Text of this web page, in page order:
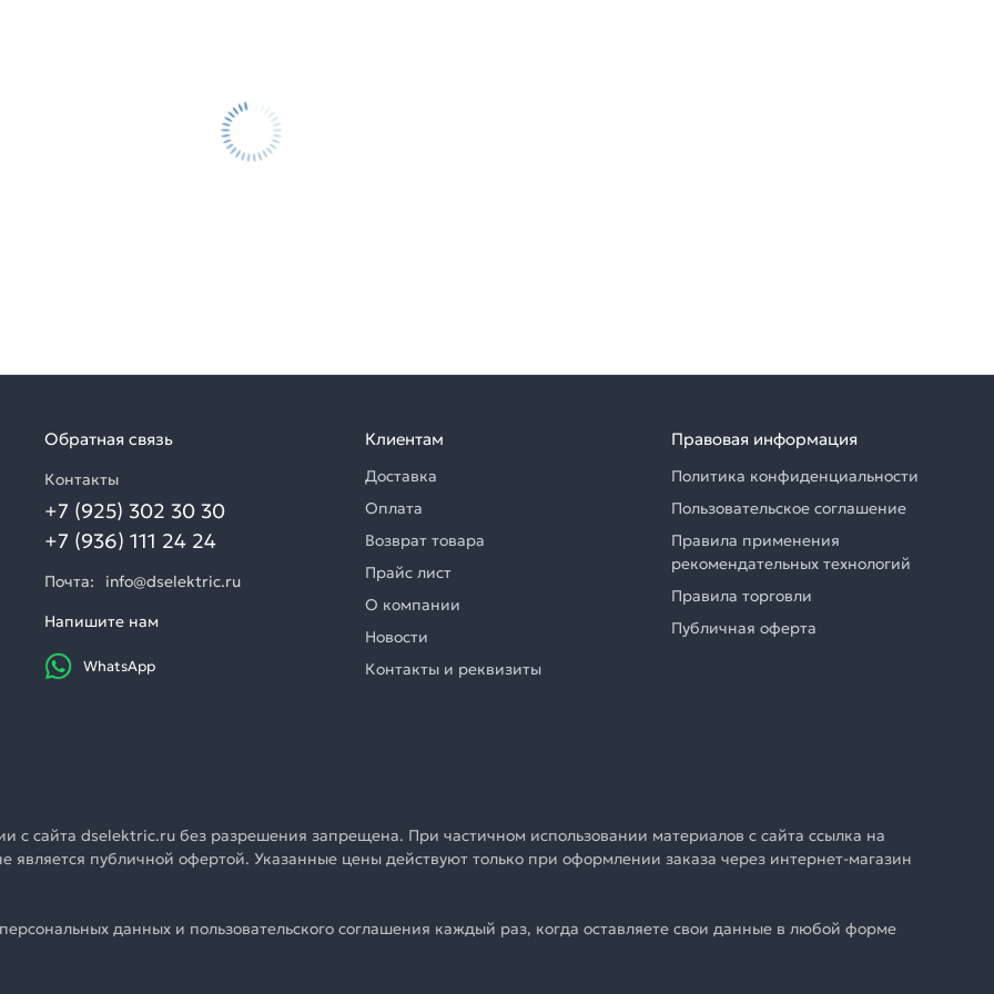
Обратная связь
Контакты
+7 (925) 302 30 30
+7 (936) 111 24 24
Почта:
info@dselektric.ru
Напишите нам
WhatsApp
Клиентам
Доставка
Оплата
Возврат товара
Прайс лист
О компании
Новости
Контакты и реквизиты
Правовая информация
Политика конфиденциальности
Пользовательское соглашение
Правила применения
рекомендательных технологий
Правила торговли
Публичная оферта
сайта dselektric.ru без разрешения запрещена. При частичном использовании материалов с сайта ссылка на
публичной офертой. Указанные цены действуют только при оформлении заказа через интернет-магазин
данных и пользовательского соглашения каждый раз, когда оставляете свои данные в любой форме